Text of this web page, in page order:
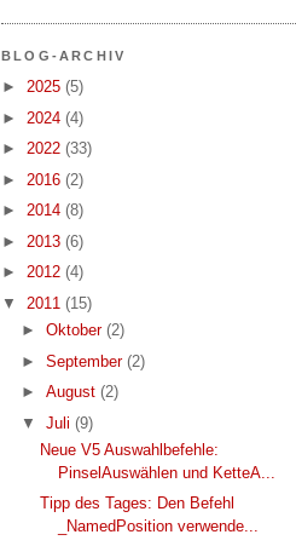
BLOG-ARCHIV
► 2025 (5)
► 2024 (4)
► 2022 (33)
► 2016 (2)
► 2014 (8)
► 2013 (6)
► 2012 (4)
▼ 2011 (15)
► Oktober (2)
► September (2)
► August (2)
▼ Juli (9)
Neue V5 Auswahlbefehle:
PinselAuswählen und KetteA...
Tipp des Tages: Den Befehl
_NamedPosition verwende...